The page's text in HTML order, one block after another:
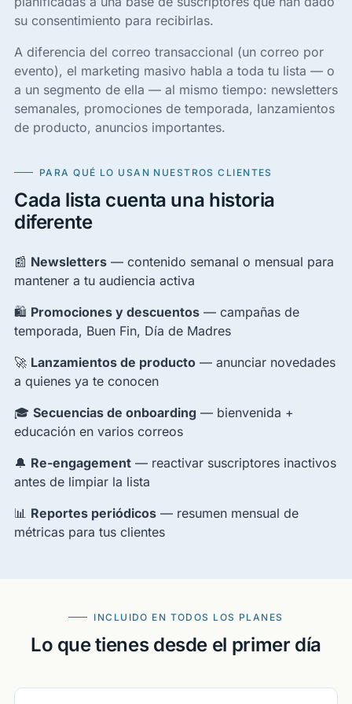
su consentimiento para recibirlas.
A diferencia del correo transaccional (un correo por
evento), el marketing masivo habla a toda tu lista — o
a un segmento de ella — al mismo tiempo: newsletters
semanales, promociones de temporada, lanzamientos
de producto, anuncios importantes.
PARA QUÉ LO USAN NUESTROS CLIENTES
Cada lista cuenta una historia
diferente
📰 Newsletters— contenido semanal o mensual para
mantener a tu audiencia activa
🛍 Promociones y descuentos— campañas de
temporada, Buen Fin, Día de Madres
🚀 Lanzamientos de producto— anunciar novedades
a quienes ya te conocen
🎓 Secuencias de onboarding — bienvenida +
educación en varios correos
🔔 Re-engagement— reactivar suscriptores inactivos
antes de limpiar la lista
📊 Reportes periódicos— resumen mensual de
métricas para tus clientes
INCLUIDO EN TODOS LOS PLANES
Lo que tienes desde el primer día